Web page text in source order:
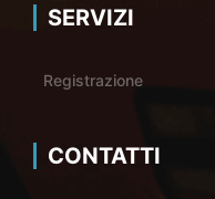
SERVIZI
Registrazione
CONTATTI